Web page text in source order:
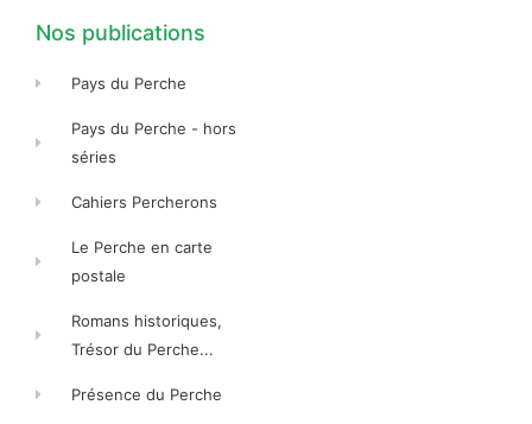
Nos publications
Pays du Perche
Pays du Perche - hors
séries
Cahiers Percherons
Le Perche en carte
postale
Romans historiques,
Trésor du Perche...
Présence du Perche